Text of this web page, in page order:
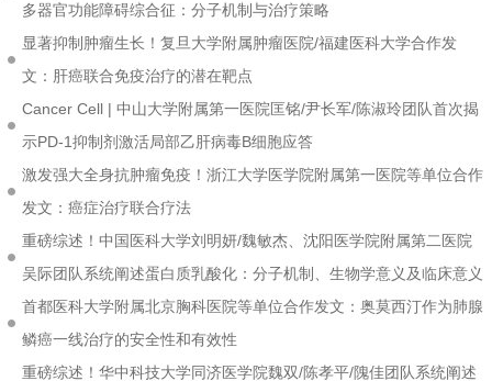
多器官功能障碍综合征：分子机制与治疗策略
显著抑制肿瘤生长！复旦大学附属肿瘤医院/福建医科大学合作发
文：肝癌联合免疫治疗的潜在靶点
Cancer Cell | 中山大学附属第一医院匡铭/尹长军/陈淑玲团队首次揭
示PD-1抑制剂激活局部乙肝病毒B细胞应答
激发强大全身抗肿瘤免疫！浙江大学医学院附属第一医院等单位合作
发文：癌症治疗联合疗法
重磅综述！中国医科大学刘明妍/魏敏杰、沈阳医学院附属第二医院
吴际团队系统阐述蛋白质乳酸化：分子机制、生物学意义及临床意义
首都医科大学附属北京胸科医院等单位合作发文：奥莫西汀作为肺腺
鳞癌一线治疗的安全性和有效性
重磅综述！华中科技大学同济医学院魏双/陈孝平/隗佳团队系统阐述